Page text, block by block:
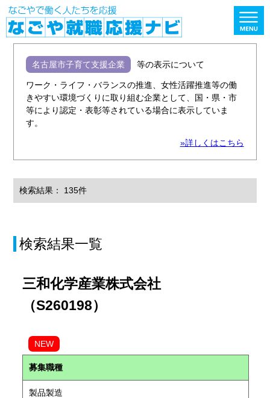
名古屋市子育て支援企業 等の表示について
ワーク・ライフ・バランスの推進、女性活躍推進等の働
きやすい環境づくりに取り組む企業として、国・県・市
等により認定・表彰等されている場合に表示していま
す。
»詳しくはこちら
検索結果： 135件
検索結果一覧
三和化学産業株式会社
（S260198）
NEW
募集職種
製品製造